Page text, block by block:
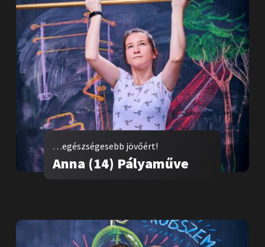
…egészségesebb jövőért!
Anna (14) Pályaműve